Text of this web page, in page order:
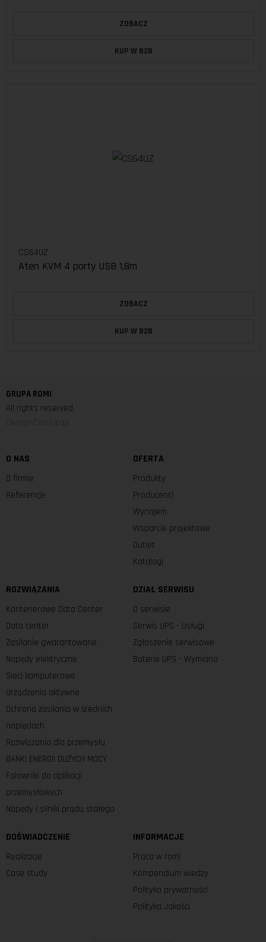
ZOBACZ
KUP W B2B
CS64UZ
Aten KVM 4 porty USB 1,8m
ZOBACZ
KUP W B2B
GRUPA ROMI
All rights reserved.
O NAS
O firmie
Referencje
OFERTA
Produkty
Producenci
Wynajem
Wsparcie projektowe
Outlet
Katalogi
ROZWIĄZANIA
Kontenerowe Data Center
Data center
Zasilanie gwarantowane
Napędy elektryczne
Sieci komputerowe
Urządzenia aktywne
Ochrona zasilania w średnich
napięciach
Rozwiązania dla przemysłu
BANKI ENERGII DUŻYCH MOCY
Falowniki do aplikacji
przemysłowych
Napędy i silniki prądu stałego
DZIAŁ SERWISU
O serwisie
Serwis UPS - Usługi
Zgłoszenie serwisowe
Baterie UPS - Wymiana
DOŚWIADCZENIE
Realizacje
Case study
INFORMACJE
Praca w romi
Kompendium wiedzy
Polityka prywatności
Polityka Jakości